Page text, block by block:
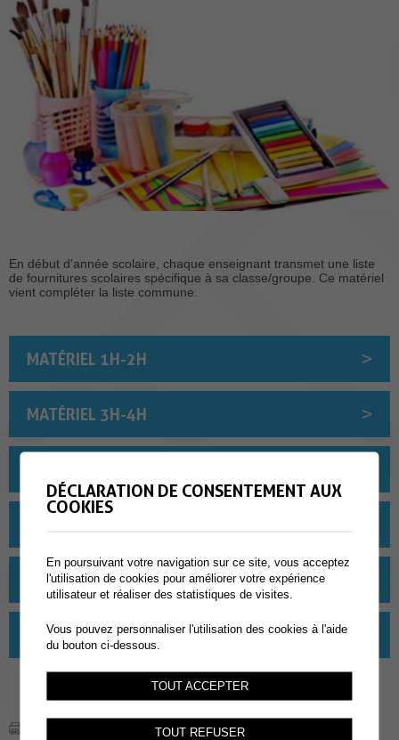
En début d'année scolaire, chaque enseignant transmet une liste
de fournitures scolaires spécifique à sa classe/groupe. Ce matériel
vient compléter la liste commune.
MATÉRIEL 1H-2H
MATÉRIEL 3H-4H
MATÉRIEL 8H
MATÉRIEL 9CO À 11CO
DÉCLARATION DE CONSENTEMENT AUX
COOKIES
En poursuivant votre navigation sur ce site, vous acceptez
l'utilisation de cookies pour améliorer votre expérience
utilisateur et réaliser des statistiques de visites.
Vous pouvez personnaliser l'utilisation des cookies à l'aide
du bouton ci-dessous.
TOUT ACCEPTER
TOUT REFUSER